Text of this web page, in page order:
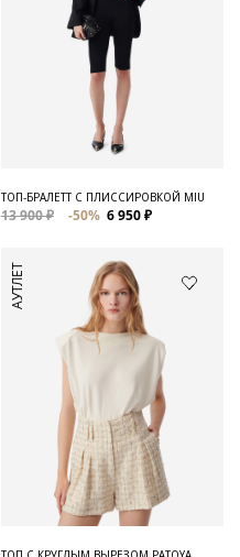
ТОП-БРАЛЕТТ С ПЛИССИРОВКОЙ MIU
13 900 ₽ -50% 6 950 ₽
АУТЛЕТ